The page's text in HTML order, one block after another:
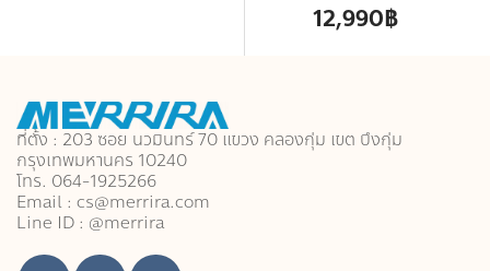
12,990฿
ที่ตั้ง : 203 ซอย นวมินทร์ 70 แขวง คลองกุ่ม เขต บึงกุ่ม
กรุงเทพมหานคร 10240
โทร. 064-1925266
Email : cs@merrira.com
Line ID : @merrira